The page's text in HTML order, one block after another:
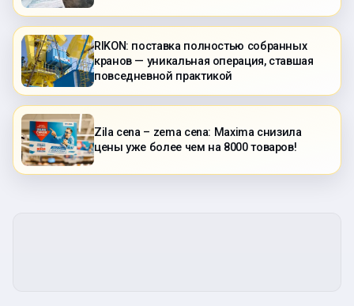
RIKON: поставка полностью собранных
кранов — уникальная операция, ставшая
повседневной практикой
Zila cena – zema cena: Maxima снизила
цены уже более чем на 8000 товаров!